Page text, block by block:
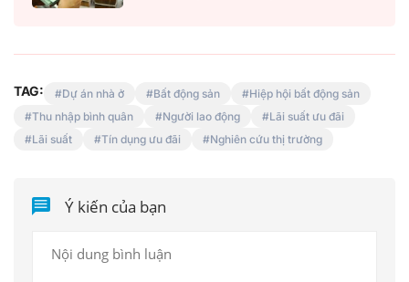
TAG: Dự án nhà ở Bất động sản
Hiệp hội bất động sản
Thu nhập bình quân
Người lao động
Lãi suất ưu đãi
Lãi suất
Tín dụng ưu đãi Nghiên cứu thị trường
Ý kiến của bạn